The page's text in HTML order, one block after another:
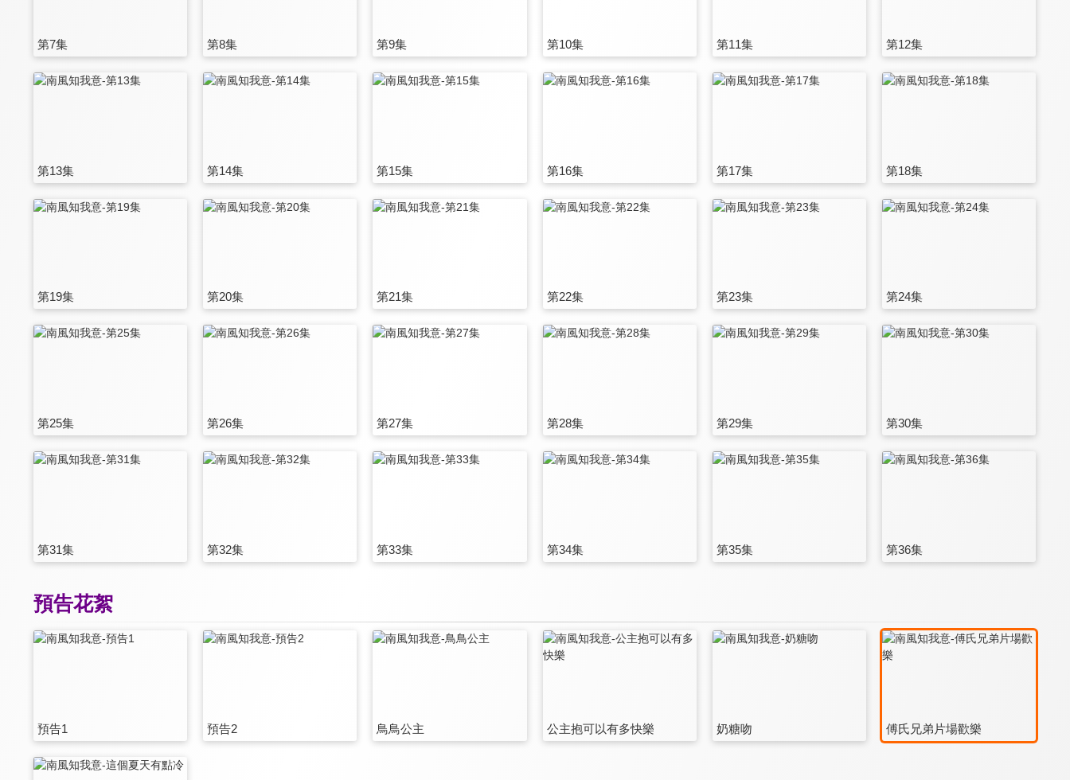
第7集 第8集 第9集 第10集 第11集 第12集
第13集 第14集 第15集 第16集 第17集 第18集
第19集 第20集 第21集 第22集 第23集 第24集
第25集 第26集 第27集 第28集 第29集 第30集
第31集 第32集 第33集 第34集 第35集 第36集
預告花絮
預告1 預告2 鳥鳥公主 公主抱可以有多快樂 奶糖吻 傅氏兄弟片場歡樂